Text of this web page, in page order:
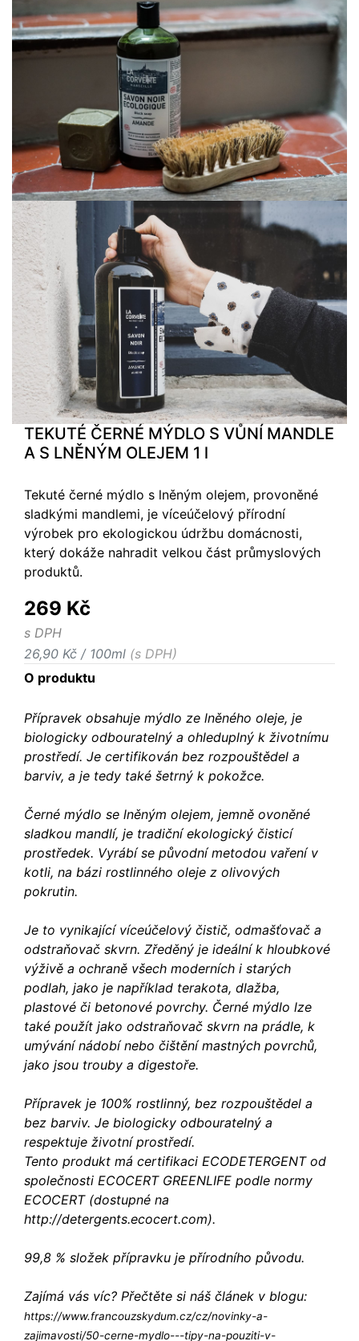
TEKUTÉ ČERNÉ MÝDLO S VŮNÍ MANDLE
A S LNĚNÝM OLEJEM 1 l
Tekuté černé mýdlo s lněným olejem, provoněné
sladkými mandlemi, je víceúčelový přírodní
výrobek pro ekologickou údržbu domácnosti,
který dokáže nahradit velkou část průmyslových
produktů.
269 Kč
s DPH
26,90 Kč / 100ml (s DPH)
O produktu
Přípravek obsahuje mýdlo ze lněného oleje, je
biologicky odbouratelný a ohleduplný k životnímu
prostředí. Je certifikován bez rozpouštědel a
barviv, a je tedy také šetrný k pokožce.
Černé mýdlo se lněným olejem, jemně ovoněné
sladkou mandlí, je tradiční ekologický čisticí
prostředek. Vyrábí se původní metodou vaření v
kotli, na bázi rostlinného oleje z olivových
pokrutin.
Je to vynikající víceúčelový čistič, odmašťovač a
odstraňovač skvrn. Zředěný je ideální k hloubkové
výživě a ochraně všech moderních i starých
podlah, jako je například terakota, dlažba,
plastové či betonové povrchy. Černé mýdlo lze
také použít jako odstraňovač skvrn na prádle, k
umývání nádobí nebo čištění mastných povrchů,
jako jsou trouby a digestoře.
Přípravek je 100% rostlinný, bez rozpouštědel a
bez barviv. Je biologicky odbouratelný a
respektuje životní prostředí.
Tento produkt má certifikaci ECODETERGENT od
společnosti ECOCERT GREENLIFE podle normy
ECOCERT (dostupné na
http://detergents.ecocert.com).
99,8 % složek přípravku je přírodního původu.
Zajímá vás víc? Přečtěte si náš článek v blogu:
https://www.francouzskydum.cz/cz/novinky-a-
zajimavosti/50-cerne-mydlo---tipy-na-pouziti-v-